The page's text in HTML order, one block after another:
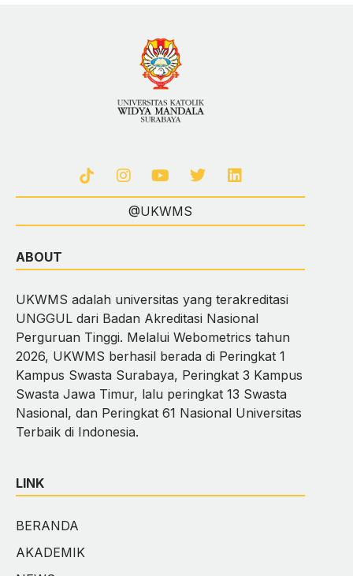
@UKWMS
ABOUT
UKWMS adalah universitas yang terakreditasi
UNGGUL dari Badan Akreditasi Nasional
Perguruan Tinggi. Melalui Webometrics tahun
2026, UKWMS berhasil berada di Peringkat 1
Kampus Swasta Surabaya, Peringkat 3 Kampus
Swasta Jawa Timur, lalu peringkat 13 Swasta
Nasional, dan Peringkat 61 Nasional Universitas
Terbaik di Indonesia.
LINK
BERANDA
AKADEMIK